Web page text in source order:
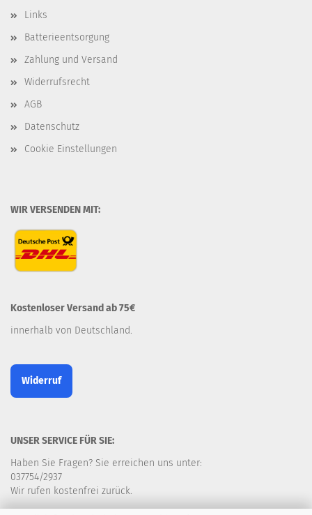
Links
Batterieentsorgung
Zahlung und Versand
Widerrufsrecht
AGB
Datenschutz
Cookie Einstellungen
WIR VERSENDEN MIT:
Kostenloser Versand ab 75€
innerhalb von Deutschland.
Widerruf
UNSER SERVICE FÜR SIE:
Haben Sie Fragen? Sie erreichen uns unter:
037754/2937
Wir rufen kostenfrei zurück.